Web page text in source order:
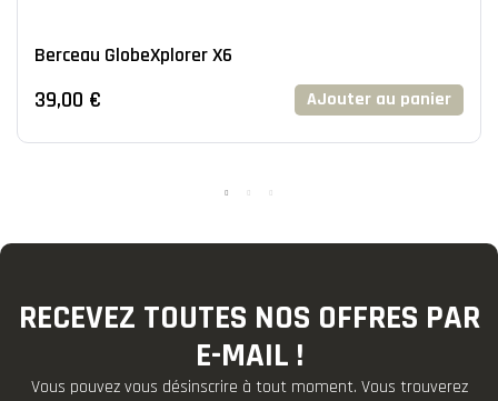
Berceau GlobeXplorer X6
39,00 € AJouter au panier
RECEVEZ TOUTES NOS OFFRES PAR
E-MAIL !
Vous pouvez vous désinscrire à tout moment. Vous trouverez